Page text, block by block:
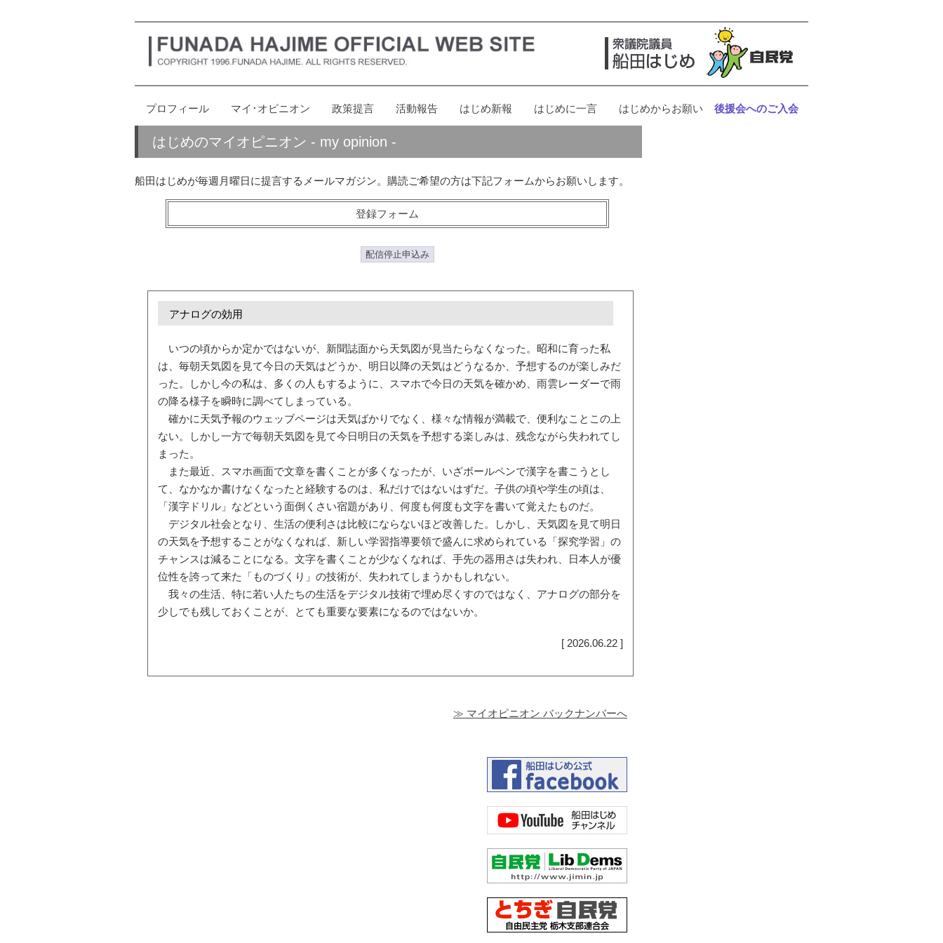
プロフィール マイ･オピニオン 政策提言 活動報告 はじめ新報 はじめに一言 はじめからお願い 後援会へのご入会
はじめのマイオピニオン - my opinion -
船田はじめが毎週月曜日に提言するメールマガジン。購読ご希望の方は下記フォームからお願いします。
登録フォーム
配信停止申込み
アナログの効用
いつの頃からか定かではないが、新聞誌面から天気図が見当たらなくなった。昭和に育った私
は、毎朝天気図を見て今日の天気はどうか、明日以降の天気はどうなるか、予想するのが楽しみだ
った。しかし今の私は、多くの人もするように、スマホで今日の天気を確かめ、雨雲レーダーで雨
の降る様子を瞬時に調べてしまっている。
確かに天気予報のウェッブページは天気ばかりでなく、様々な情報が満載で、便利なことこの上
ない。しかし一方で毎朝天気図を見て今日明日の天気を予想する楽しみは、残念ながら失われてし
まった。
また最近、スマホ画面で文章を書くことが多くなったが、いざボールペンで漢字を書こうとし
て、なかなか書けなくなったと経験するのは、私だけではないはずだ。子供の頃や学生の頃は、
「漢字ドリル」などという面倒くさい宿題があり、何度も何度も文字を書いて覚えたものだ。
デジタル社会となり、生活の便利さは比較にならないほど改善した。しかし、天気図を見て明日
の天気を予想することがなくなれば、新しい学習指導要領で盛んに求められている「探究学習」の
チャンスは減ることになる。文字を書くことが少なくなれば、手先の器用さは失われ、日本人が優
位性を誇って来た「ものづくり」の技術が、失われてしまうかもしれない。
我々の生活、特に若い人たちの生活をデジタル技術で埋め尽くすのではなく、アナログの部分を
少しでも残しておくことが、とても重要な要素になるのではないか。
[ 2026.06.22 ]
≫ マイオピニオン バックナンバーへ